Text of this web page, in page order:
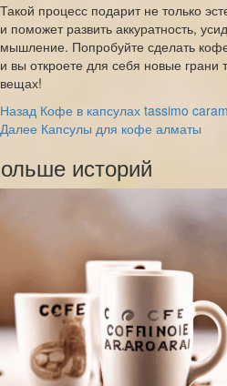
Такой процесс подарит не только
и поможет развить аккуратность,
мышление. Попробуйте сделать
и вы откроете для себя новые грани
вещах!
Post
Navigation
Назад Кофе в капсулах tassimo
Далее Капсулы для кофе алматы
историй